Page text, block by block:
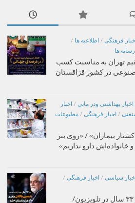
اخبار فرهنگی / اطلاعیه ها /
ها
تهران به مناسبت کسب
در کشور قزاقستان
اخبار بهداشتی ودر مانی / اخبار
/ اخبار فرهنگی / مطبوعات
بیماران» / «روی بنر
خانواده‌اش دارو نداریم»
اخبار سیاسی / اخبار فرهنگی /
اجرای حسین پاکدل پس از ۳۳ سال در تلویزیون/